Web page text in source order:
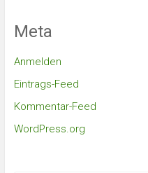
Meta
Anmelden
Eintrags-Feed
Kommentar-Feed
WordPress.org